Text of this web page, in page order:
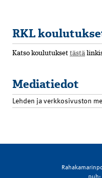
RKL
Katso koulutukset tästä
Mediatiedot
Lehden ja verkkosivuston